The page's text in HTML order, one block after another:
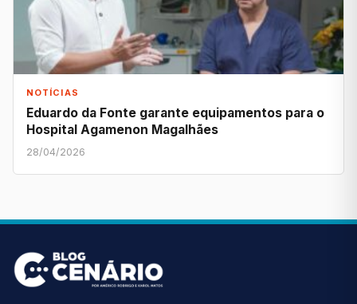
NOTÍCIAS
Eduardo da Fonte garante equipamentos para o
Hospital Agamenon Magalhães
28/04/2026